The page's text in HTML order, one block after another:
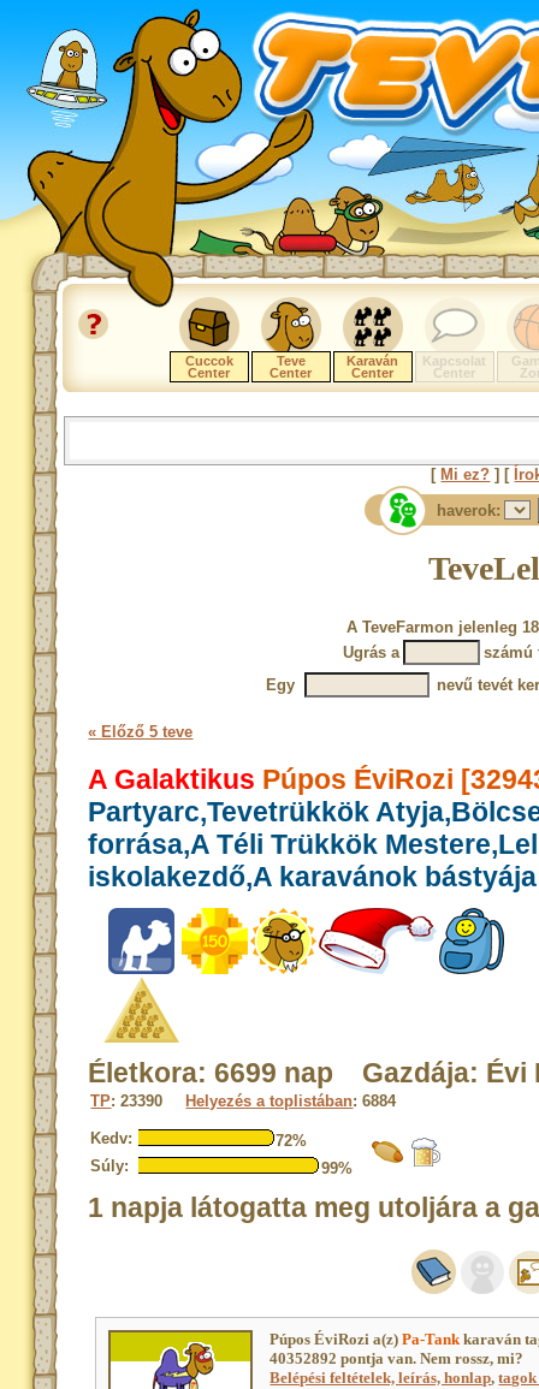
Cuccok
Center
Teve
Center
Karaván
Center
Kapcsolat
Center
[ Mi ez? ] [
haverok:
A TeveFarmon jelenleg
Ugrás a
számú
Egy
nevű tevét
« Előző 5 teve
A Galaktikus Púpos ÉviRozi
Partyarc,Tevetrükkök
forrása,A Téli Trükkök
iskolakezdő,A karavánok bástyája
Életkora: 6699 nap Gazdája: Évi
TP: 23390 Helyezés a toplistában: 6884
Kedv:
72%
Súly:
99%
1 napja látogatta meg utoljára a
Púpos ÉviRozi a(z)Pa-Tankkaraván
40352892 pontja van. Nem rossz, mi?
Belépési feltételek, leírás, honlap,